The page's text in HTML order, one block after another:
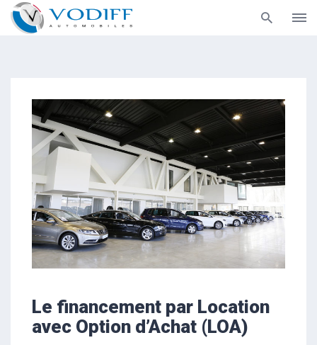
Le financement par Location
avec Option d’Achat (LOA)